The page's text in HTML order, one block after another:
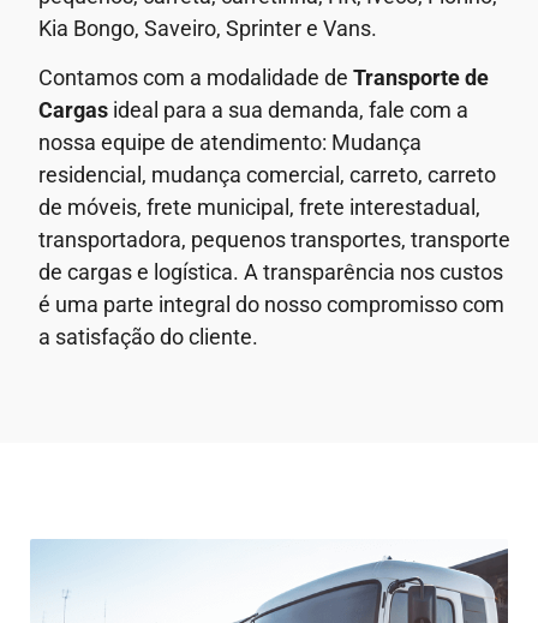
Kia Bongo, Saveiro, Sprinter e Vans.
Contamos com a modalidade de Transporte de
Cargas ideal para a sua demanda, fale com a
nossa equipe de atendimento: Mudança
residencial, mudança comercial, carreto, carreto
de móveis, frete municipal, frete interestadual,
transportadora, pequenos transportes, transporte
de cargas e logística. A transparência nos custos
é uma parte integral do nosso compromisso com
a satisfação do cliente.